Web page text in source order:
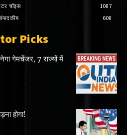
चॉइस
1087
608
Picks
गेमचेंजर, 7 राज्यों में
होगा!